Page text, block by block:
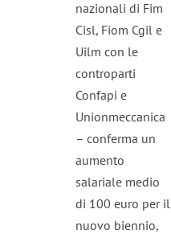
nazionali di Fim
Cisl, Fiom Cgil e
Uilm con le
controparti
Confapi e
Unionmeccanica
– conferma un
aumento
salariale medio
di 100 euro per il
nuovo biennio,